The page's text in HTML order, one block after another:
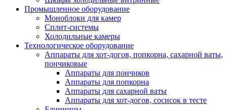
Промышленное оборудование
Моноблоки для камер
Сплит-системы
Холодильные камеры
Технологическое оборудование
Аппараты для хот-догов, попкорна, сахарной ваты,
пончиковые
Аппараты для пончиков
Аппараты для попкорна
Аппараты для сахарной ваты
Аппараты для хот-догов, сосисок в тесте